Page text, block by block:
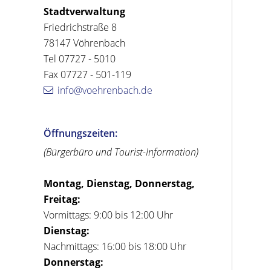
Stadtverwaltung
Friedrichstraße 8
78147 Vöhrenbach
Tel 07727 - 5010
Fax 07727 - 501-119
info@voehrenbach.de
Öffnungszeiten:
(Bürgerbüro und Tourist-Information)
Montag, Dienstag, Donnerstag,
Freitag:
Vormittags: 9:00 bis 12:00 Uhr
Dienstag:
Nachmittags: 16:00 bis 18:00 Uhr
Donnerstag: